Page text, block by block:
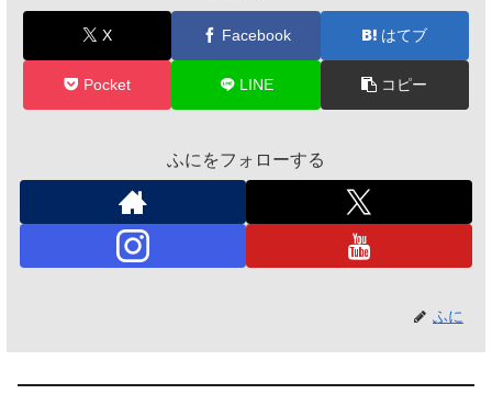
X Facebook はてブ
Pocket LINE コピー
ふにをフォローする
ふに